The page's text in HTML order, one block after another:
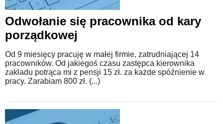
Odwołanie się pracownika od kary
porządkowej
Od 9 miesięcy pracuję w małej firmie, zatrudniającej 14
pracowników. Od jakiegoś czasu zastępca kierownika
zakładu potrąca mi z pensji 15 zł. za każde spóźnienie w
pracy. Zarabiam 800 zł. (...)